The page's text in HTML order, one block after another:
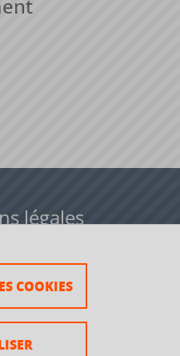
COOKIES
légales